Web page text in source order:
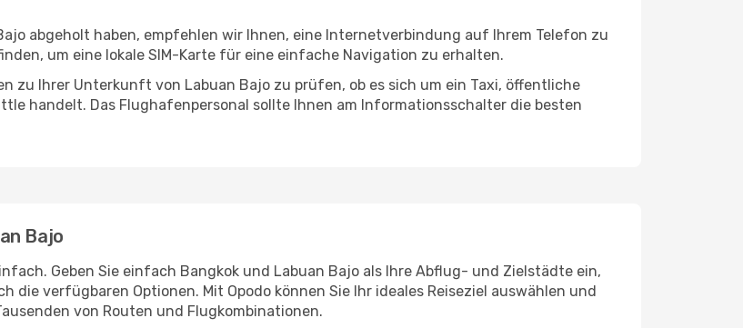
abgeholt haben, empfehlen wir Ihnen, eine Internetverbindung auf Ihrem Telefon zu
um eine lokale SIM-Karte für eine einfache Navigation zu erhalten.
zu Ihrer Unterkunft von Labuan Bajo zu prüfen, ob es sich um ein Taxi, öffentliche
handelt. Das Flughafenpersonal sollte Ihnen am Informationsschalter die besten
Bajo
Geben Sie einfach Bangkok und Labuan Bajo als Ihre Abflug- und Zielstädte ein,
die verfügbaren Optionen. Mit Opodo können Sie Ihr ideales Reiseziel auswählen und
von Routen und Flugkombinationen.